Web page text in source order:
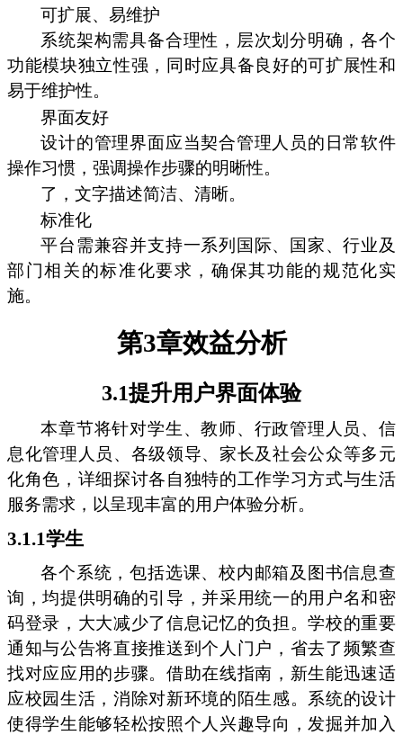
可扩展、易维护
系统架构需具备合理性，层次划分明确，各个
功能模块独立性强，同时应具备良好的可扩展性和
易于维护性。
界面友好
设计的管理界面应当契合管理人员的日常软件
操作习惯，强调操作步骤的明晰性。
了，文字描述简洁、清晰。
标准化
平台需兼容并支持一系列国际、国家、行业及
部门相关的标准化要求，确保其功能的规范化实
施。
第3章效益分析
3.1提升用户界面体验
本章节将针对学生、教师、行政管理人员、信
息化管理人员、各级领导、家长及社会公众等多元
化角色，详细探讨各自独特的工作学习方式与生活
服务需求，以呈现丰富的用户体验分析。
3.1.1学生
各个系统，包括选课、校内邮箱及图书信息查
询，均提供明确的引导，并采用统一的用户名和密
码登录，大大减少了信息记忆的负担。学校的重要
通知与公告将直接推送到个人门户，省去了频繁查
找对应应用的步骤。借助在线指南，新生能迅速适
应校园生活，消除对新环境的陌生感。系统的设计
使得学生能够轻松按照个人兴趣导向，发掘并加入